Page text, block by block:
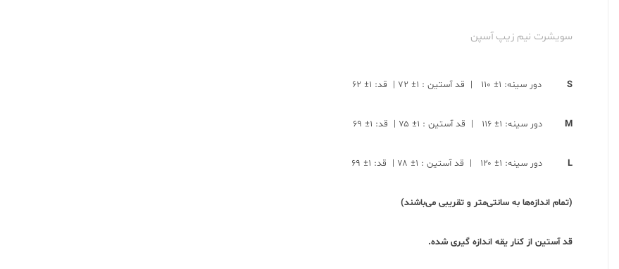
سویشرت نیم زیپ آسپن
S دور سینه: ۱± ۱۱۰ | قد آستین : ۱± ۷۲ | قد: ۱± ۶۲
M دور سینه: ۱± ۱۱۶ | قد آستین : ۱± ۷۵ | قد: ۱± ۶۹
L دور سینه: ۱± ۱۲۰ | قد آستین : ۱± ۷۸ | قد: ۱± ۶۹
(تمام اندازه‌ها به سانتی‌متر و تقریبی می‌باشند)
قد آستین از کنار یقه اندازه گیری شده.